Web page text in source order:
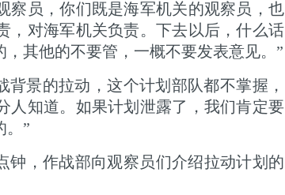
察员，你们既是海军机关的观察员，也
，对海军机关负责。下去以后，什么话
其他的不要管，一概不要发表意见。”
景的拉动，这个计划部队都不掌握，
人知道。如果计划泄露了，我们肯定要
。”
钟，作战部向观察员们介绍拉动计划的